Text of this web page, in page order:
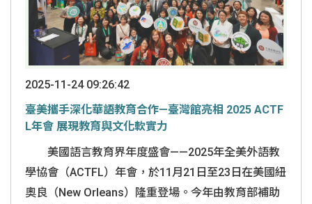
2025-11-24 09:26:42
臺美攜手深化華語教育合作—臺灣館亮相 2025 ACTF
L年會 展現教育與文化軟實力
美國語言教育界年度盛會——2025年全美外語教
學協會（ACTFL）年會，於11月21日至23日在美國紐
奧良（New Orleans）隆重登場。今年由教育部補助